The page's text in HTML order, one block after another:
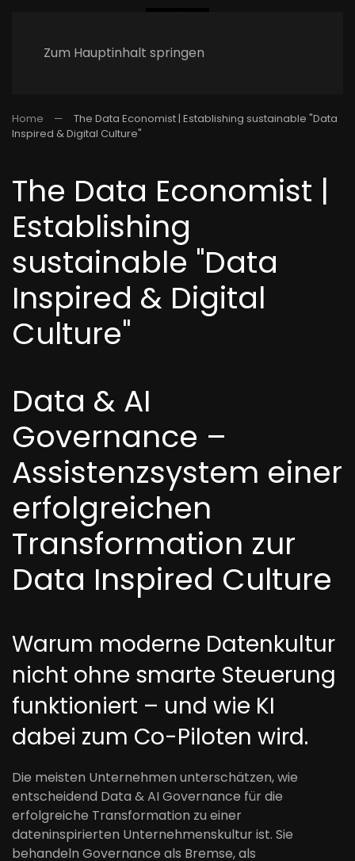
Zum Hauptinhalt springen
Home
The Data Economist | Establishing sustainable "Data
Inspired & Digital Culture"
The Data Economist |
Establishing
sustainable "Data
Inspired & Digital
Culture"
Data & AI
Governance –
Assistenzsystem einer
erfolgreichen
Transformation zur
Data Inspired Culture
Warum moderne Datenkultur
nicht ohne smarte Steuerung
funktioniert – und wie KI
dabei zum Co-Piloten wird.
Die meisten Unternehmen unterschätzen, wie
entscheidend Data & AI Governance für die
erfolgreiche Transformation zu einer
dateninspirierten Unternehmenskultur ist. Sie
behandeln Governance als Bremse, als